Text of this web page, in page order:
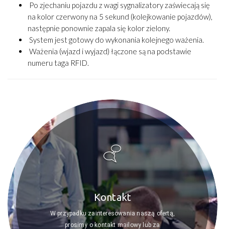
Po zjechaniu pojazdu z wagi sygnalizatory zaświecają się
na kolor czerwony na 5 sekund (kolejkowanie pojazdów),
następnie ponownie zapala się kolor zielony.
System jest gotowy do wykonania kolejnego ważenia.
Ważenia (wjazd i wyjazd) łączone są na podstawie
numeru taga RFID.
Kontakt
W przypadku zainteresowania naszą ofertą,
prosimy o kontakt mailowy lub za